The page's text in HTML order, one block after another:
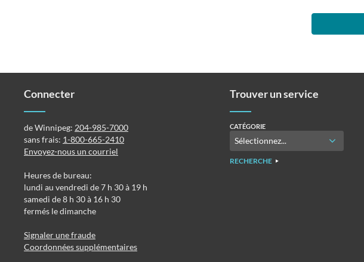
Connecter
de Winnipeg: 204-985-7000
sans frais: 1-800-665-2410
Envoyez-nous un courriel
Heures de bureau:
lundi au vendredi de 7 h 30 à 19 h
samedi de 8 h 30 à 16 h 30
fermés le dimanche
Signaler une fraude
Coordonnées supplémentaires
Trouver un service
CATÉGORIE
RECHERCHE